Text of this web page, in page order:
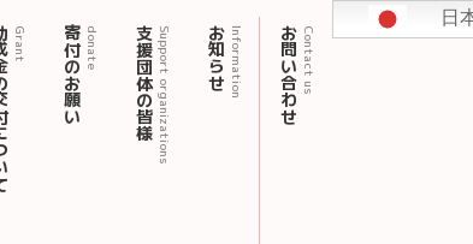
いてGrant 寄付のお願いdonate 支援団体の皆様Support organizations お知らせInformation お問い合わせContact us
日